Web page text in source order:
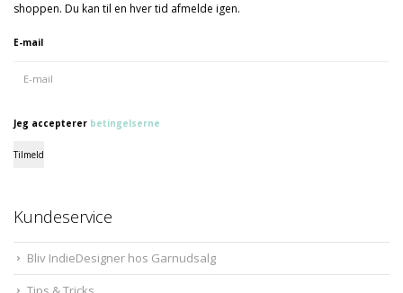
shoppen. Du kan til en hver tid afmelde igen.
E-mail
Jeg accepterer betingelserne
Tilmeld
Kundeservice
Bliv IndieDesigner hos Garnudsalg